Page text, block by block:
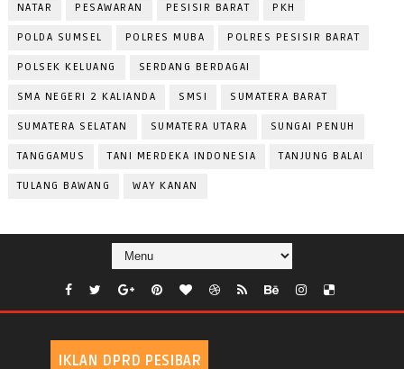
NATAR PESAWARAN PESISIR BARAT PKH
POLDA SUMSEL POLRES MUBA POLRES PESISIR BARAT
POLSEK KELUANG SERDANG BERDAGAI
SMA NEGERI 2 KALIANDA SMSI SUMATERA BARAT
SUMATERA SELATAN SUMATERA UTARA SUNGAI PENUH
TANGGAMUS TANI MERDEKA INDONESIA TANJUNG BALAI
TULANG BAWANG WAY KANAN
IKLAN DPRD PESIBAR